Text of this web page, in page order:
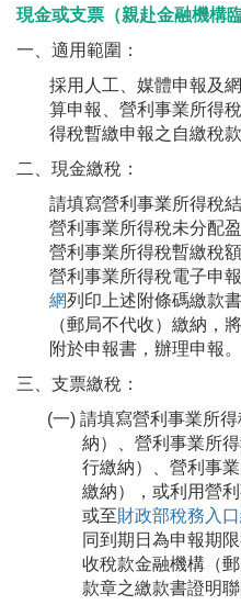
現金或支票（親赴金融機構
一、適用範圍：
採用人工、媒體申報及
算申報、營利事業所得
得稅暫繳申報之自繳稅
二、現金繳稅：
請填寫營利事業所得稅
營利事業所得稅未分配
營利事業所得稅暫繳稅
營利事業所得稅電子申
網列印上述附條碼繳款
（郵局不代收）繳納，
附於申報書，辦理申報。
三、支票繳稅：
(一) 請填寫營利事業所
納）、營利事業所
行繳納）、營利事
繳納），或利用營
或至財政部稅務入
同到期日為申報期
收稅款金融機構（
款章之繳款書證明